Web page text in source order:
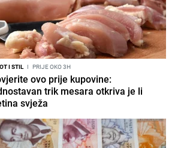
I STIL I PRIJE OKO 3H
ovo prije kupovine:
trik mesara otkriva je li
svježa